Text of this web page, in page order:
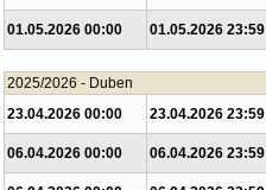
01.05.2026 00:00
01.05.2026 23:59
01.05.2026 00:00
01.05.2026 23:59
2025/2026 - Duben
23.04.2026 00:00
23.04.2026 23:59